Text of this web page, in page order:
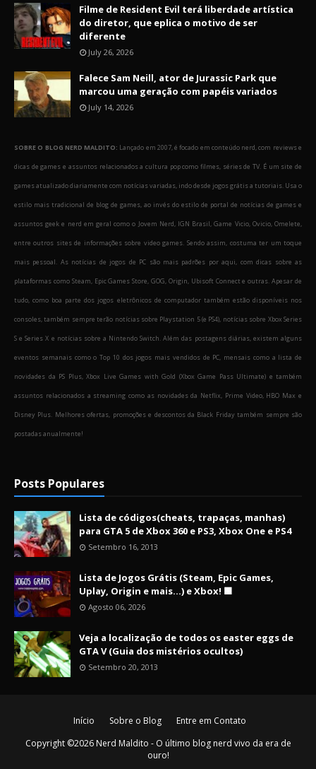
Filme de Resident Evil terá liberdade artística
do diretor, que eplica o motivo de ser
diferente
July 26, 2026
Falece Sam Neill, ator de Jurassic Park que
marcou uma geração com papéis variados
July 14, 2026
SOBRE O BLOG NERD MALDITO: Lançado em 2007, é focado em conteúdo nerd, com reviews e
dicas de games e assuntos relacionados a cultura pop como filmes, séries de TV. É um site de
games atualizado diariamente com notícias variadas, indo desde jogos grátis a tutoriais. Usa o
estilo mais tradicional de blog de games, ao invés do estilo de portal de notícias de games e
assuntos geek e nerd em geral como o Jovem Nerd, IGN Brasil, Game Vicio, Ovicio, Omelete,
entre outros sites de informações sobre video games. Sendo assim, costuma ter um toque
mais pessoal. As notícias de jogos de PC são mais padrões por aqui, com dicas sobre as
plataformas como Steam, Epic Games Store, GOG, Origin, Ubisoft Connect e outras. Apesar de
tudo, como boa parte dos jogos eletrônicos de computador também estão disponíveis nos
consoles, também sempre terão notícias sobre Playstation 5 (e PS4), notícias sobre Xbox Series
S e Series X e notícias sobre a Nintendo Switch. Além das postagens diárias, existem alguns
eventos semanais como o Top 10 dos jogos mais vendidos de PC, mensais como a lista de
novidades da PS Plus, Xbox Live Games with Gold (Xbox Game Pass Ultimate) e também
assuntos relacionados a streaming como as novidades da Netflix, Prime Video, HBO Max e
Disney Plus. Melhores ofertas, promoções e descontos da Black Friday também sempre são
postadas anualmente!
Posts Populares
Lista de códigos(cheats, trapaças, manhas)
para GTA 5 de Xbox 360 e PS3, Xbox One e PS4
Setembro 16, 2013
Lista de Jogos Grátis (Steam, Epic Games,
Uplay, Origin e mais...) e Xbox! 🟩
Agosto 06, 2026
Veja a localização de todos os easter eggs de
GTA V (Guia dos mistérios ocultos)
Setembro 20, 2013
Início Sobre o Blog
Entre em Contato
Copyright ©2026 Nerd Maldito - O último blog nerd vivo da era de
ouro!